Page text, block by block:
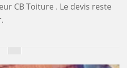
CB Toiture . Le devis reste